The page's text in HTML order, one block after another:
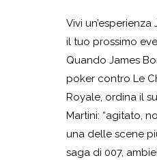
Vivi
il tuo prossimo
Quando James
poker contro Le
Royale, ordina il
Martini: “agitato,
una delle scene
saga di 007,